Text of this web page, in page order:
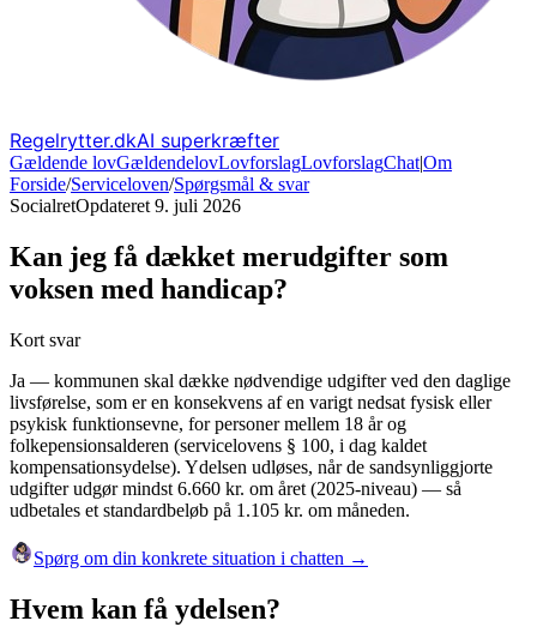
Regelrytter.dkAI superkræfter
Gældende lovGældendelovLovforslagLovforslagChat|Om
Forside/Serviceloven/Spørgsmål & svar
SocialretOpdateret 9. juli 2026
Kan jeg få dækket merudgifter som
voksen med handicap?
Kort svar
Ja — kommunen skal dække nødvendige udgifter ved den daglige
livsførelse, som er en konsekvens af en varigt nedsat fysisk eller
psykisk funktionsevne, for personer mellem 18 år og
folkepensionsalderen (servicelovens § 100, i dag kaldet
kompensationsydelse). Ydelsen udløses, når de sandsynliggjorte
udgifter udgør mindst 6.660 kr. om året (2025-niveau) — så
udbetales et standardbeløb på 1.105 kr. om måneden.
Spørg om din konkrete situation i chatten →
Hvem kan få ydelsen?